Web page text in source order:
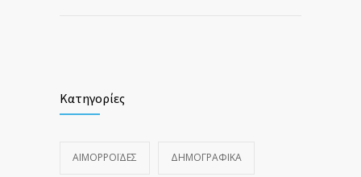
Κατηγορίες
ΑΙΜΟΡΡΟΪ́ΔΕΣ ΔΗΜΟΓΡΑΦΙΚΆ